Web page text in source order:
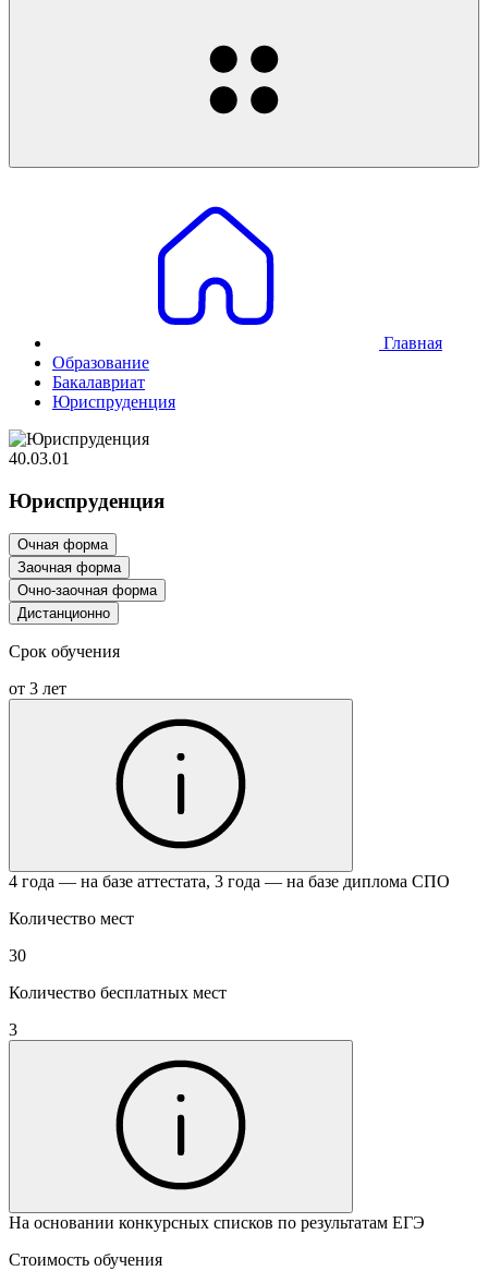
Главная
Образование
Бакалавриат
Юриспруденция
40.03.01
Юриспруденция
Очная форма
Заочная форма
Очно-заочная форма
Дистанционно
Срок обучения
от 3 лет
4 года — на базе аттестата, 3 года — на базе диплома СПО
Количество мест
30
Количество бесплатных мест
3
На основании конкурсных списков по результатам ЕГЭ
Стоимость обучения